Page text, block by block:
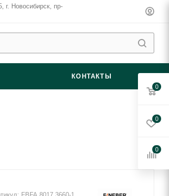
г. Новосибирск, пр-
КОНТАКТЫ
0
0
0